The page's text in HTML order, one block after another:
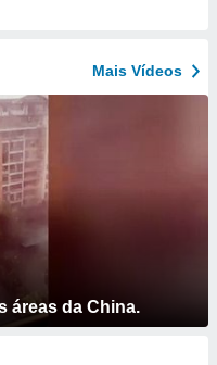
Mais Vídeos
áreas da China.